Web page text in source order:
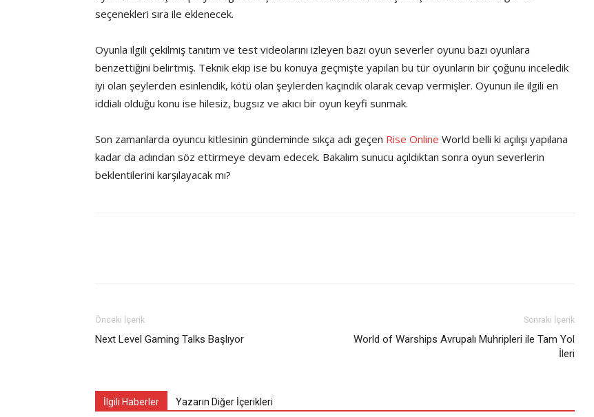
seçenekleri sıra ile eklenecek.
Oyunla ilgili çekilmiş tanıtım ve test videolarını izleyen bazı oyun severler oyunu bazı oyunlara
benzettiğini belirtmiş. Teknik ekip ise bu konuya geçmişte yapılan bu tür oyunların bir çoğunu inceledik
iyi olan şeylerden esinlendik, kötü olan şeylerden kaçındık olarak cevap vermişler. Oyunun ile ilgili en
iddialı olduğu konu ise hilesiz, bugsız ve akıcı bir oyun keyfi sunmak.
Son zamanlarda oyuncu kitlesinin gündeminde sıkça adı geçen Rise Online World belli ki açılışı yapılana
kadar da adından söz ettirmeye devam edecek. Bakalım sunucu açıldıktan sonra oyun severlerin
beklentilerini karşılayacak mı?
Önceki İçerik
Next Level Gaming Talks Başlıyor
Sonraki İçerik
World of Warships Avrupalı Muhripleri ile Tam Yol
İleri
İlgili Haberler Yazarın Diğer İçerikleri